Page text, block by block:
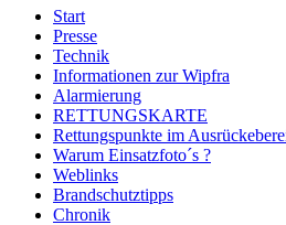
Start
Presse
Technik
Informationen zur Wipfra
Alarmierung
RETTUNGSKARTE
Rettungspunkte im
Warum Einsatzfoto´s ?
Weblinks
Brandschutztipps
Chronik